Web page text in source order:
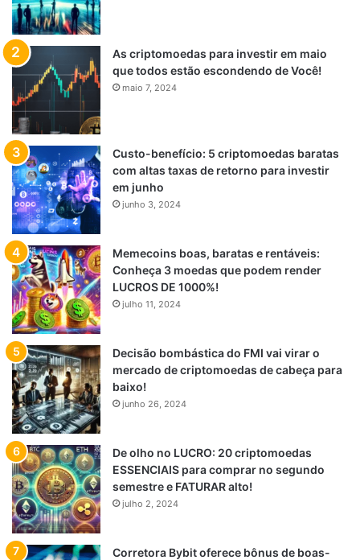
As criptomoedas para investir em maio
que todos estão escondendo de Você!
maio 7, 2024
Custo-benefício: 5 criptomoedas baratas
com altas taxas de retorno para investir
em junho
junho 3, 2024
Memecoins boas, baratas e rentáveis:
Conheça 3 moedas que podem render
LUCROS DE 1000%!
julho 11, 2024
Decisão bombástica do FMI vai virar o
mercado de criptomoedas de cabeça para
baixo!
junho 26, 2024
De olho no LUCRO: 20 criptomoedas
ESSENCIAIS para comprar no segundo
semestre e FATURAR alto!
julho 2, 2024
Corretora Bybit oferece bônus de boas-